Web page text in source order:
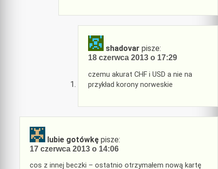
shadovar pisze:
18 czerwca 2013 o 17:29
czemu akurat CHF i USD a nie na
przykład korony norweskie
lubie gotówkę pisze:
17 czerwca 2013 o 14:06
cos z innej beczki – ostatnio otrzymałem nową kartę